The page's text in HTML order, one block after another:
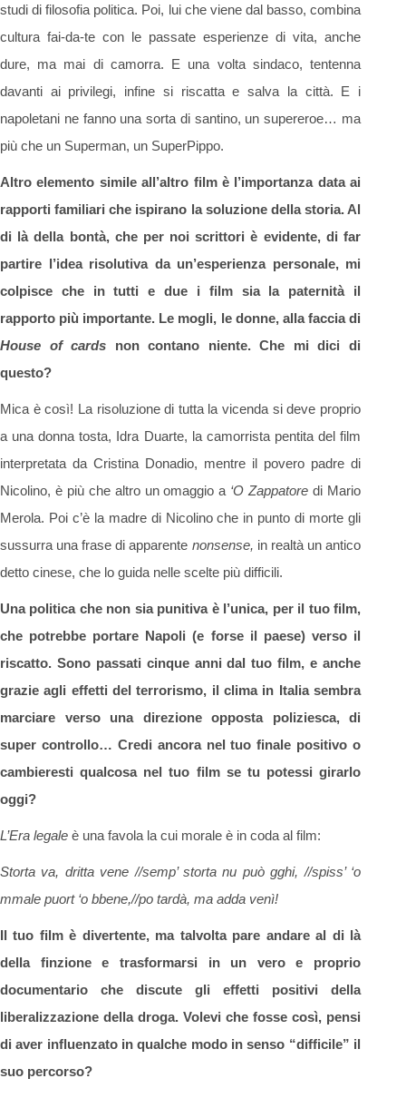
studi di filosofia politica. Poi, lui che viene dal basso, combina
cultura fai-da-te con le passate esperienze di vita, anche
dure, ma mai di camorra. E una volta sindaco, tentenna
davanti ai privilegi, infine si riscatta e salva la città. E i
napoletani ne fanno una sorta di santino, un supereroe… ma
più che un Superman, un SuperPippo.
Altro elemento simile all’altro film è l’importanza data ai
rapporti familiari che ispirano la soluzione della storia. Al
di là della bontà, che per noi scrittori è evidente, di far
partire l’idea risolutiva da un’esperienza personale, mi
colpisce che in tutti e due i film sia la paternità il
rapporto più importante. Le mogli, le donne, alla faccia di
House of cards non contano niente. Che mi dici di
questo?
Mica è così! La risoluzione di tutta la vicenda si deve proprio
a una donna tosta, Idra Duarte, la camorrista pentita del film
interpretata da Cristina Donadio, mentre il povero padre di
Nicolino, è più che altro un omaggio a ‘O Zappatore di Mario
Merola. Poi c’è la madre di Nicolino che in punto di morte gli
sussurra una frase di apparente nonsense, in realtà un antico
detto cinese, che lo guida nelle scelte più difficili.
Una politica che non sia punitiva è l’unica, per il tuo film,
che potrebbe portare Napoli (e forse il paese) verso il
riscatto. Sono passati cinque anni dal tuo film, e anche
grazie agli effetti del terrorismo, il clima in Italia sembra
marciare verso una direzione opposta poliziesca, di
super controllo… Credi ancora nel tuo finale positivo o
cambieresti qualcosa nel tuo film se tu potessi girarlo
oggi?
L’Era legale è una favola la cui morale è in coda al film:
Storta va, dritta vene //semp’ storta nu può gghi, //spiss’ ‘o
mmale puort ‘o bbene,//po tardà, ma adda venì!
Il tuo film è divertente, ma talvolta pare andare al di là
della finzione e trasformarsi in un vero e proprio
documentario che discute gli effetti positivi della
liberalizzazione della droga. Volevi che fosse così, pensi
di aver influenzato in qualche modo in senso “difficile” il
suo percorso?